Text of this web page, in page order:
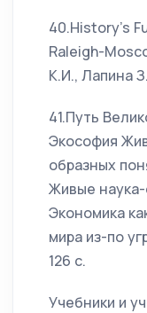
40.History’s
Raleigh-
К.И., Лапина
41.Путь
Экософия
образных
Живые
Экономика
мира из-по
126 с.
Учебники и